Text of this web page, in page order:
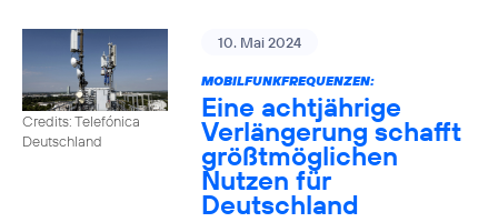
Credits: Telefónica
Deutschland
10. Mai 2024
MOBILFUNKFREQUENZEN:
Eine achtjährige
Verlängerung schafft
größtmöglichen
Nutzen für
Deutschland